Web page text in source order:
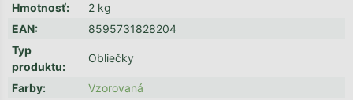
Hmotnosť:
2 kg
EAN:
8595731828204
Typ
produktu:
Obliečky
Farby:
Vzorovaná